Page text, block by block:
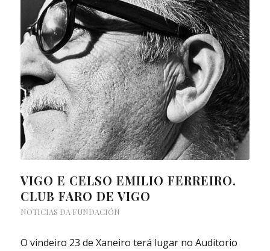
VIGO E CELSO EMILIO FERREIRO.
CLUB FARO DE VIGO
NOTICIAS DA FUNDACIÓN
O vindeiro 23 de Xaneiro terá lugar no Auditorio